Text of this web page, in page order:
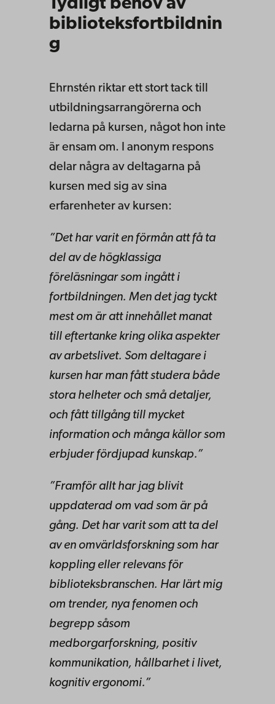
Tydligt behov av
biblioteksfortbildnin
g
Ehrnstén riktar ett stort tack till
utbildningsarrangörerna och
ledarna på kursen, något hon inte
är ensam om. I anonym respons
delar några av deltagarna på
kursen med sig av sina
erfarenheter av kursen:
”Det har varit en förmån att få ta
del av de högklassiga
föreläsningar som ingått i
fortbildningen. Men det jag tyckt
mest om är att innehållet manat
till eftertanke kring olika aspekter
av arbetslivet. Som deltagare i
kursen har man fått studera både
stora helheter och små detaljer,
och fått tillgång till mycket
information och många källor som
erbjuder fördjupad kunskap.”
”Framför allt har jag blivit
uppdaterad om vad som är på
gång. Det har varit som att ta del
av en omvärldsforskning som har
koppling eller relevans för
biblioteksbranschen. Har lärt mig
om trender, nya fenomen och
begrepp såsom
medborgarforskning, positiv
kommunikation, hållbarhet i livet,
kognitiv ergonomi.”